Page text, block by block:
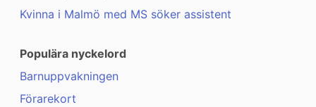
Kvinna i Malmö med MS söker assistent
Populära nyckelord
Barnuppvakningen
Förarekort